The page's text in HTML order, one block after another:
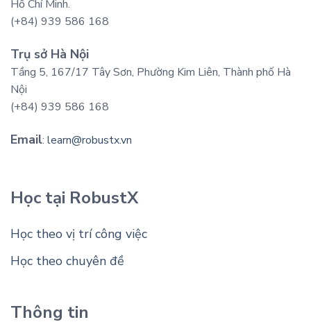
Hồ Chí Minh.
(+84) 939 586 168
Trụ sở Hà Nội
Tầng 5, 167/17 Tây Sơn, Phường Kim Liên, Thành phố Hà
Nội
(+84) 939 586 168
Email: learn@robustx.vn
Học tại RobustX
Học theo vị trí công việc
Học theo chuyên đề
Thông tin